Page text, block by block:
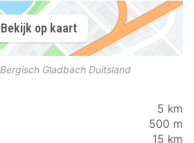
Bekijk op kaart
Bergisch Gladbach Duitsland
5 km
500 m
15 km